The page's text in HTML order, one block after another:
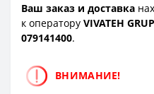
Ваш заказ и доставка
к оператору VIVATEH
079141400.
ВНИМАНИЕ!